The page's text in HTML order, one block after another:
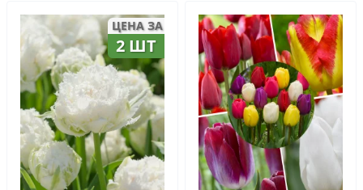
ЦЕНА ЗА
2 ШТ